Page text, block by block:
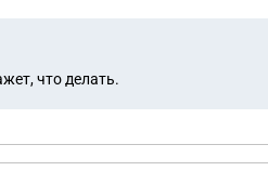
что делать.